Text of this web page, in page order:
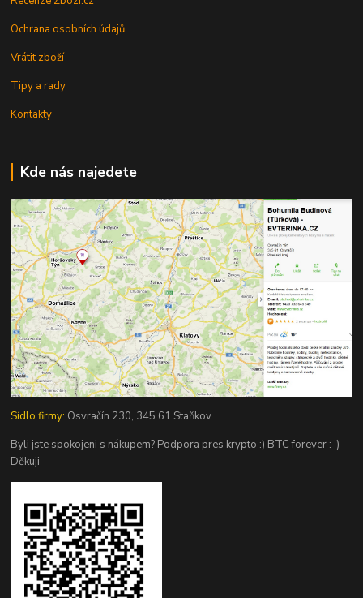
Ochrana osobních údajů
Vrátit zboží
Tipy a rady
Kontakty
Kde nás najedete
Sídlo firmy: Osvračín 230, 345 61 Staňkov
Byli jste spokojeni s nákupem? Podpora pres krypto :) BTC forever :-)
Děkuji